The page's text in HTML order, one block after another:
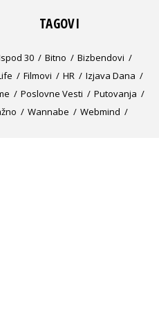
TAGOVI
30 Bitno
Bizbendovi
Filmovi HR
Izjava Dana
Poslovne Vesti
Putovanja
Wannabe Webmind